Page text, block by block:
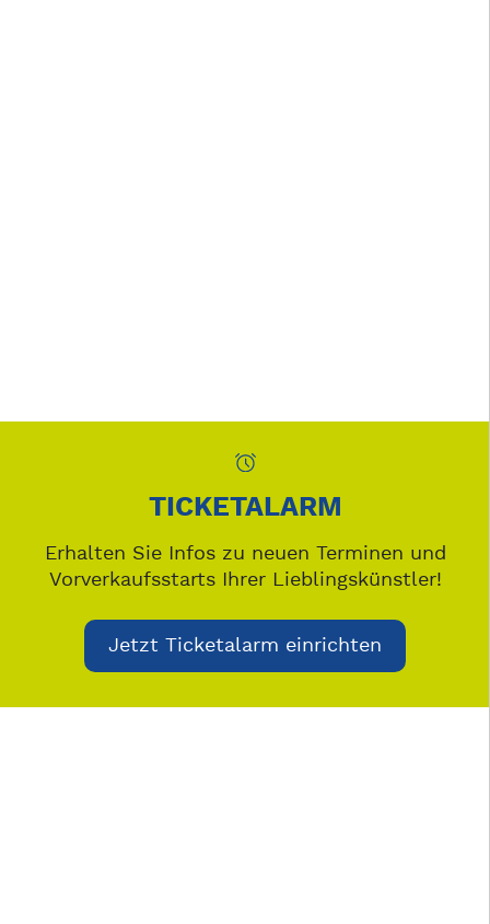
TICKETALARM
Erhalten Sie Infos zu neuen Terminen und
Vorverkaufsstarts Ihrer Lieblingskünstler!
Jetzt Ticketalarm einrichten